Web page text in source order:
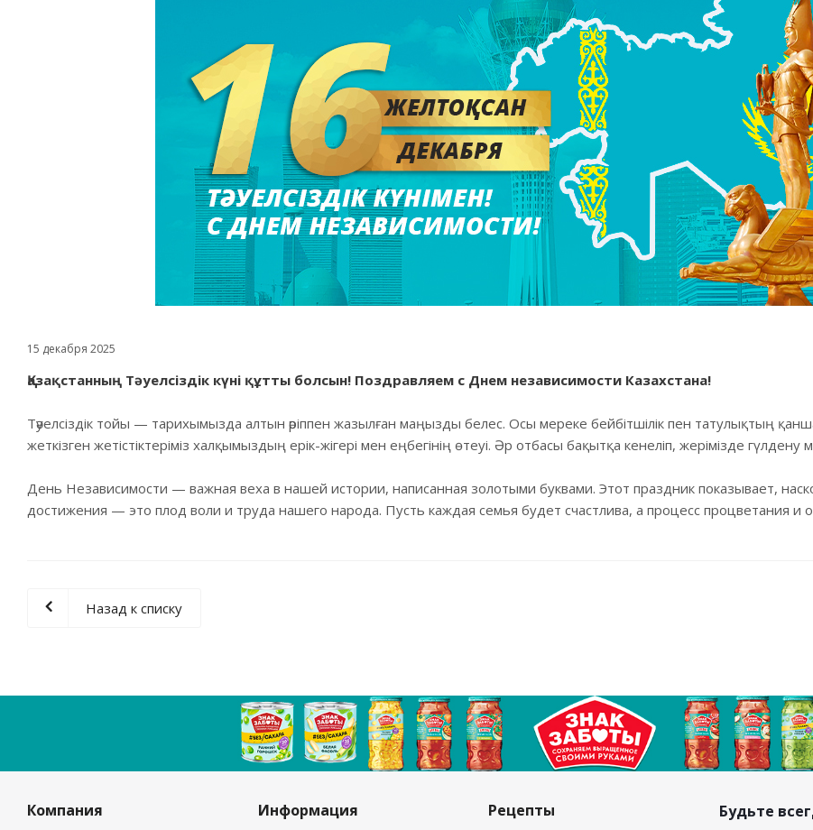
15 декабря 2025
Қазақстанның Тәуелсіздік күні құтты болсын! Поздравляем с Днем независимости Казахстана!
Тәуелсіздік тойы — тарихымызда алтын әріппен жазылған маңызды белес. Осы мереке бейбітшілік пен татулықтың
жеткізген жетістіктеріміз халқымыздың ерік-жігері мен еңбегінің өтеуі. Әр отбасы бақытқа кенеліп, жерімізде гүлдену
День Независимости — важная веха в нашей истории, написанная золотыми буквами. Этот праздник показывает,
достижения — это плод воли и труда нашего народа. Пусть каждая семья будет счастлива, а процесс процветания
Назад к списку
Компания Информация Рецепты Будьте